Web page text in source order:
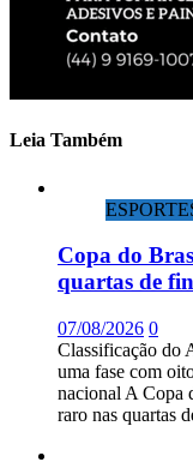
Leia Também
Copa do
quartas de
07/08/2026 0
Classificação do
uma fase com
nacional A Copa
raro nas quartas